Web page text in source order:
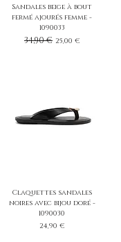
Sandales beige à bout
fermé ajourés femme -
1090033
Prix original
34,90 € Prix promotionnel
25,00 €
Claquettes sandales
noires avec bijou doré -
1090030
Prix
24,90 €